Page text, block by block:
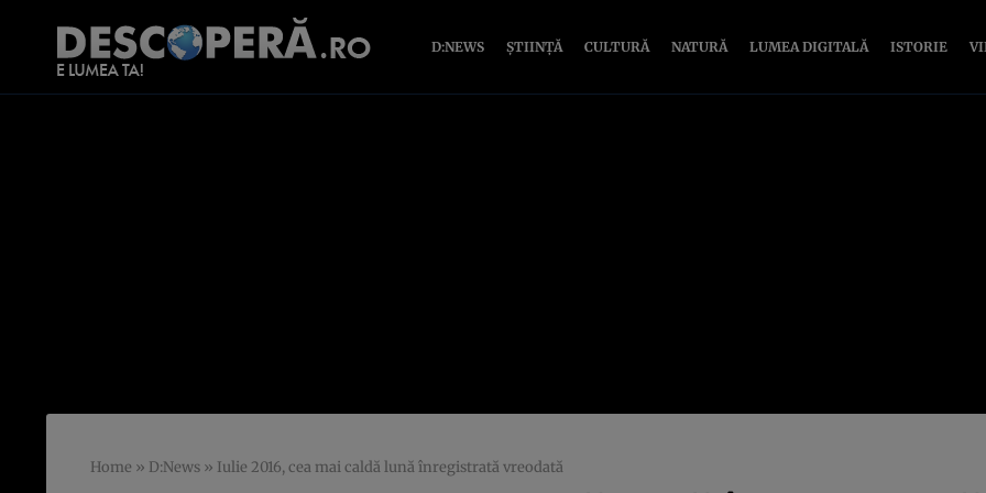
D:NEWS ȘTIINȚĂ CULTURĂ NATURĂ LUMEA DIGITALĂ ISTORIE
Home » D:News » Iulie 2016, cea mai caldă lună înregistrată vreodată